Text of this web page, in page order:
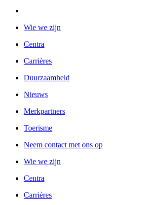
Wie we zijn
Centra
Carrières
Duurzaamheid
Nieuws
Merkpartners
Toerisme
Neem contact met ons op
Wie we zijn
Centra
Carrières